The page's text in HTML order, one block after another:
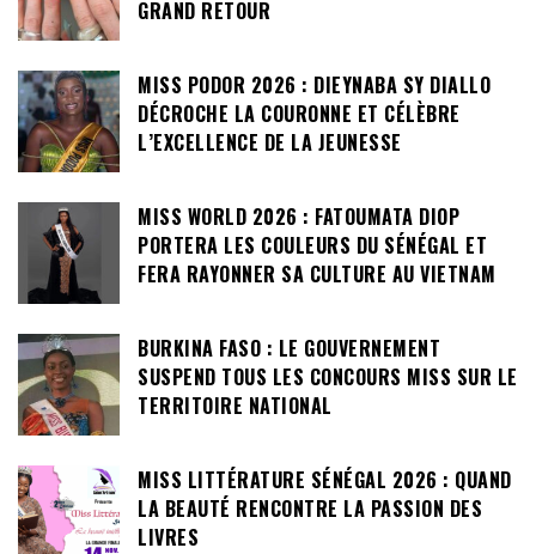
GRAND RETOUR
MISS PODOR 2026 : DIEYNABA SY DIALLO
DÉCROCHE LA COURONNE ET CÉLÈBRE
L’EXCELLENCE DE LA JEUNESSE
MISS WORLD 2026 : FATOUMATA DIOP
PORTERA LES COULEURS DU SÉNÉGAL ET
FERA RAYONNER SA CULTURE AU VIETNAM
BURKINA FASO : LE GOUVERNEMENT
SUSPEND TOUS LES CONCOURS MISS SUR LE
TERRITOIRE NATIONAL
MISS LITTÉRATURE SÉNÉGAL 2026 : QUAND
LA BEAUTÉ RENCONTRE LA PASSION DES
LIVRES